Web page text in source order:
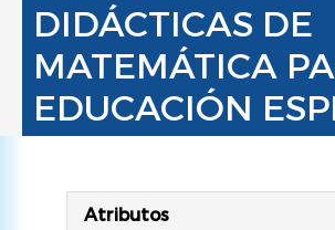
DIDÁCTICAS DE
MATEMÁTICA
EDUCACIÓN
Atributos